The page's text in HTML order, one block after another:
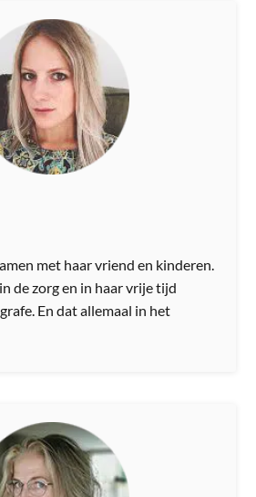
met haar vriend en kinderen.
de zorg en in haar vrije tijd
En dat allemaal in het